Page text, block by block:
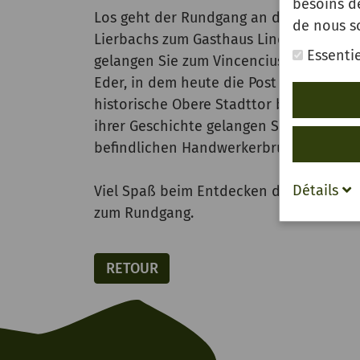
besoins
de nous
Détails
Los geht der Rundgang an der
Lierbachs zum Gasthaus Linde und der
gelangen Sie zum Vincenciushaus
Eder, in dem heute die Post
historische Obere Stadttor befinden
ihrer Geschichte gelangen Sie zum
befindlichen Handwerkerbrunnen. Die
Viel Spaß beim Entdecken der
zum Rundgang.
RETOUR